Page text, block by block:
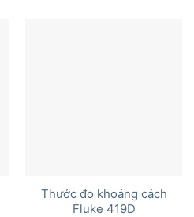
Thước đo khoảng cách
Fluke 419D